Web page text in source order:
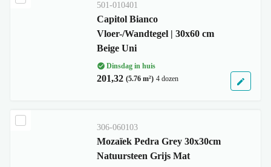
501-010401
Capitol Bianco
Vloer-/Wandtegel | 30x60 cm
Beige Uni
Dinsdag in huis
201,32 (5.76 m²) 4 dozen
306-060103
Mozaïek Pedra Grey 30x30cm
Natuursteen Grijs Mat